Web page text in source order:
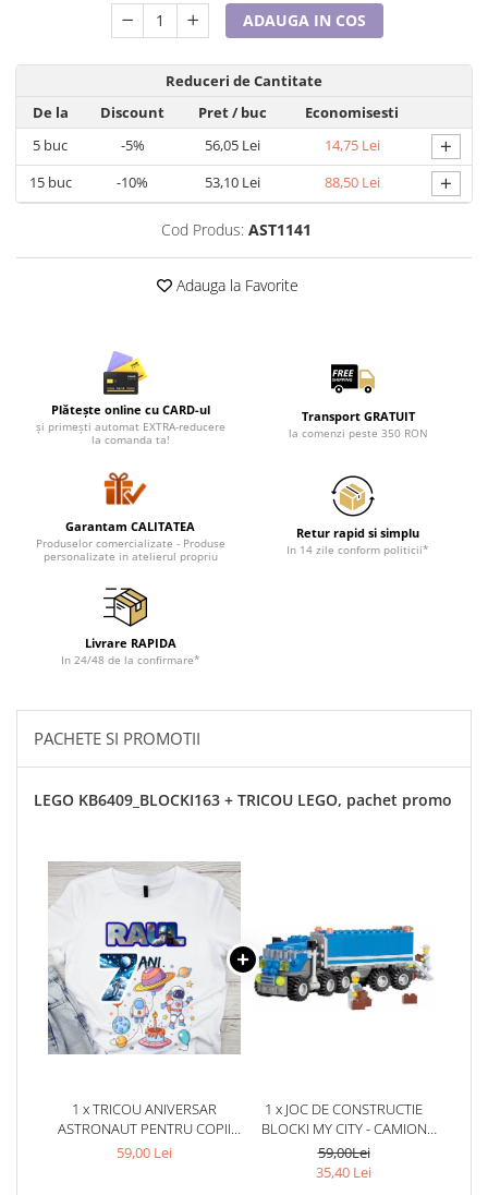
ADAUGA IN COS
Reduceri de Cantitate
De la
Discount Pret/ buc
Economisesti
5 buc -5% 56,05 Lei 14,75 Lei +
15buc -10% 53,10 Lei 88,50 Lei +
Cod Produs: AST1141
Adauga la Favorite
Plătește online cu CARD-ul
și primești automat EXTRA-reducere
la comanda ta!
Transport GRATUIT
la comenzi peste 350 RON
Garantam CALITATEA
Produselor comercializate - Produse
personalizate in atelierul propriu
Retur rapid si simplu
In 14 zile conform politicii*
Livrare RAPIDA
In 24/48 de la confirmare*
PACHETE SI PROMOTII
LEGO KB6409_BLOCKI163 + TRICOU LEGO, pachet promo
1 x TRICOU ANIVERSAR
ASTRONAUT PENTRU COPII
ALB DIN BUMBAC AST1141
59,00 Lei
1 x JOC DE CONSTRUCTIE
BLOCKI MY CITY - CAMION
(163 PIESE)
59,00Lei
35,40 Lei